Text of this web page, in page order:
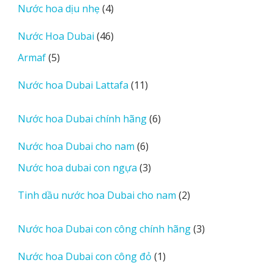
Nước hoa dịu nhẹ 44
phẩm
Nước Hoa Dubai 4646
Armaf 55
phẩm
Nước hoa Dubai Lattafa 1111
phẩm
Nước hoa Dubai chính hãng 66
Nước hoa Dubai cho nam 66
sản
phẩm
Nước hoa dubai con ngựa 33
phẩm
Tinh dầu nước hoa Dubai cho nam 22
phẩm
Nước hoa Dubai con công chính hãng 33
Nước hoa Dubai con công đỏ 11